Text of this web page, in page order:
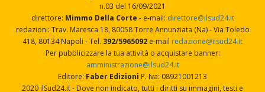
n.03 del 16/09/2021
direttore: Mimmo Della Corte - e-mail: direttore@ilsud24.it
redazioni: Trav. Maresca 18, 80058 Torre Annunziata (Na) - Via Toledo
418, 80134 Napoli - Tel. 392/5965092 e-mail redazione@ilsud24.it
Per pubblicizzare la tua attività o acquistare banner:
amministrazione@ilsud24.it
Editore: Faber Edizioni P. Iva: 08921001213
2020 ilSud24.it - Dove non indicato, tutti i diritti su immagini, testi e